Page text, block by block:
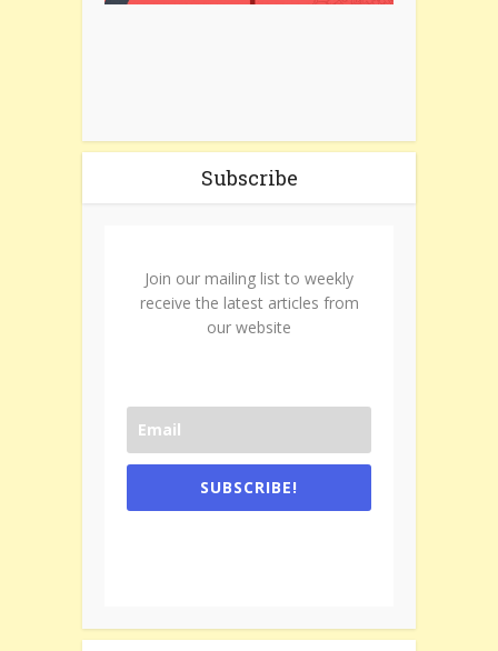
Subscribe
Join our mailing list to weekly
receive the latest articles from
our website
SUBSCRIBE!